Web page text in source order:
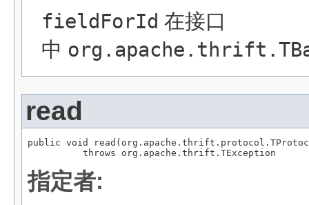
fieldForId 在接口
中
read
public void
          throws org.apache.thrift.TException
指定者: